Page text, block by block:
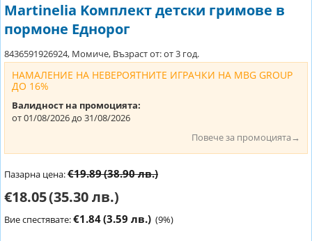
Martinelia Kомплект детски гримове в
пормоне Еднорог
8436591926924, Момиче, Възраст от: от 3 год.
НАМАЛЕНИЕ НА НЕВЕРОЯТНИТЕ ИГРАЧКИ НА MBG GROUP
ДО 16%
Валидност на промоцията:
от 01/08/2026 до 31/08/2026
Повече за промоцията→
Пазарна цена:€19.89(38.90 лв.)
€18.05(35.30 лв.)
Вие спестявате:€1.84(3.59 лв.) (9%)